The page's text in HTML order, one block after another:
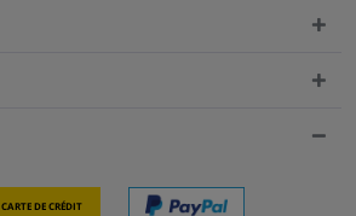
Carte de crédit